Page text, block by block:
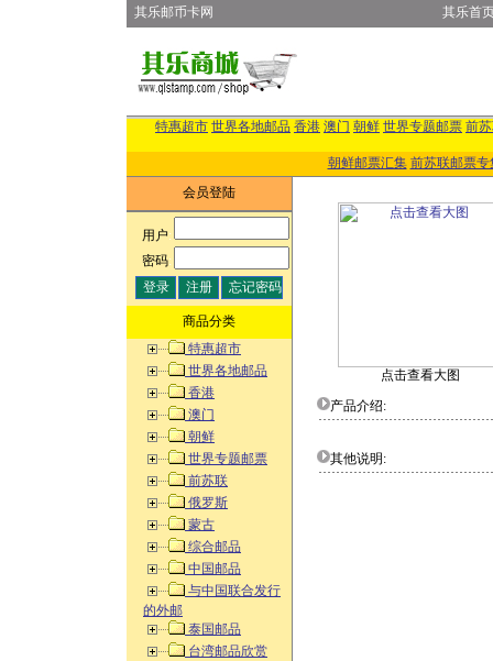
其乐邮币卡网 其乐首
特惠超市 世界各地邮品 香港 澳门 朝鲜 世界专题邮票 前
朝鲜邮票汇集 前苏联邮票专
会员登陆
用户:
密码:
商品分类
特惠超市
世界各地邮品
香港
澳门
朝鲜
世界专题邮票
前苏联
俄罗斯
蒙古
综合邮品
中国邮品
与中国联合发行
的外邮
泰国邮品
台湾邮品欣赏
点击查看大图
产品介绍:
其他说明: